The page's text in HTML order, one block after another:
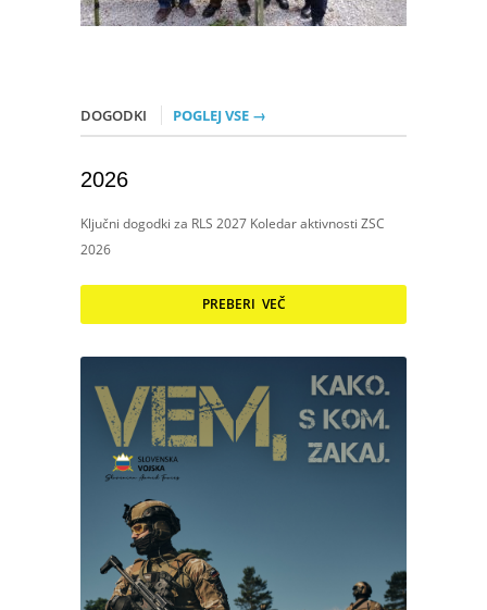
DOGODKI POGLEJ VSE →
2026
Ključni dogodki za RLS 2027 Koledar aktivnosti ZSC
2026
PREBERI VEČ